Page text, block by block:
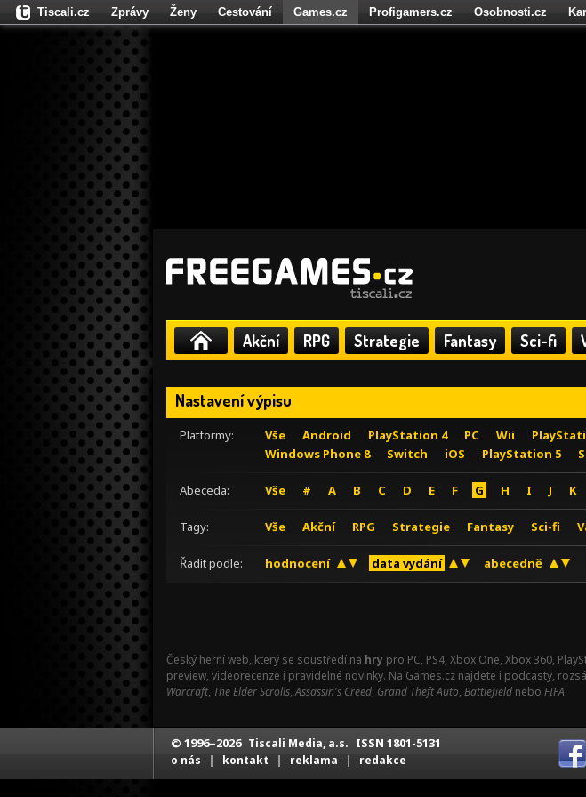
Akční RPG Strategie Fantasy Sci-fi
Nastavení výpisu
Platformy: Vše Android PlayStation 4 PC Wii
Windows Phone 8
Switch iOS PlayStation 5
Abeceda: Vše # A B C D E F G H I J K
Tagy: Vše Akční RPG Strategie Fantasy Sci-fi
Řadit podle: hodnocení data vydání abecedně
Český herní web, který se soustředí na hry pro PC, PS4, Xbox One, Xbox 360,
preview, videorecenze i pravidelné novinky. Na Games.cz najdete i podcasty,
Warcraft, The Elder Scrolls,Assassin's Creed, Grand Theft Auto, Battlefield nebo FIFA.
Tiscali.cz Zprávy Ženy Cestování Games.cz Profigamers.cz Osobnosti.cz
Fights.cz
© 1996–2026 Tiscali Media, a.s. ISSN 1801-5131
o nás | kontakt | reklama | redakce